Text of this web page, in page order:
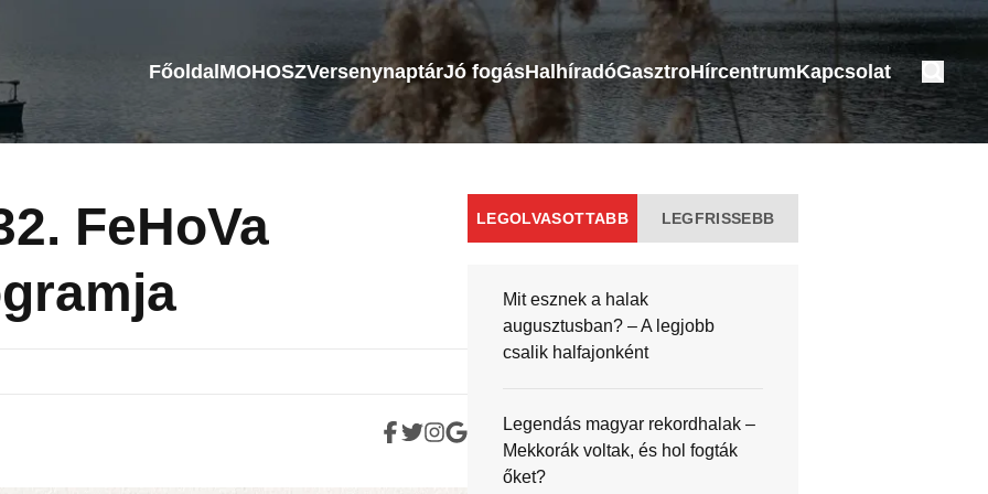
FőoldalMOHOSZVersenynaptárJó fogásHalhíradóGasztroHírcentrumKapcsolat
FeHoVa
LEGOLVASOTTABB LEGFRISSEBB
Mit esznek a halak
augusztusban? – A legjobb
csalik halfajonként
Legendás magyar rekordhalak –
Mekkorák voltak, és hol fogták
őket?